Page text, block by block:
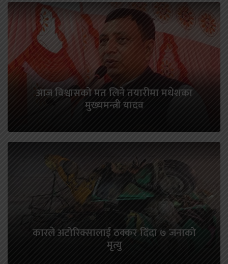
आज विश्वासको मत लिने तयारीमा मधेशका
मुख्यमन्त्री यादव
कारले अटोरिक्सालाई ठक्कर दिँदा ७ जनाको
मृत्यु